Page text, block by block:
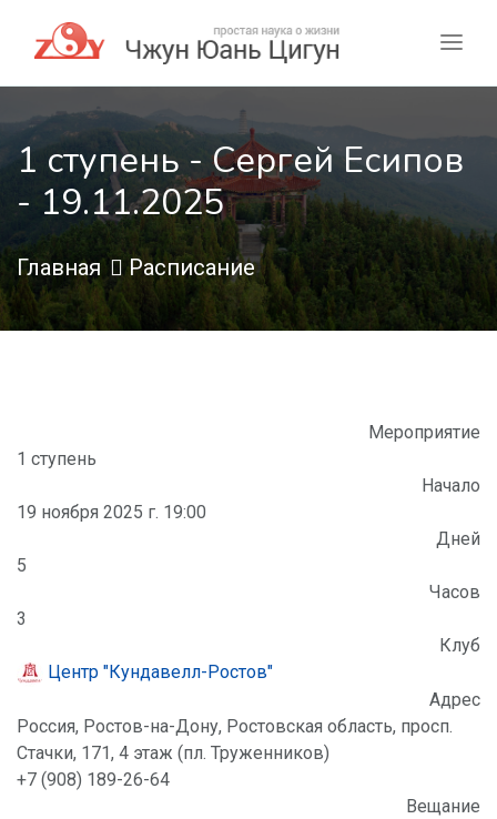
1 ступень - Сергей Есипов
- 19.11.2025
Главная Расписание
Мероприятие
1 ступень
Начало
19 ноября 2025 г. 19:00
Дней
5
Часов
3
Клуб
Центр "Кундавелл-Ростов"
Адрес
Россия, Ростов-на-Дону, Ростовская область, просп.
Стачки, 171, 4 этаж (пл. Труженников)
+7 (908) 189-26-64
Вещание